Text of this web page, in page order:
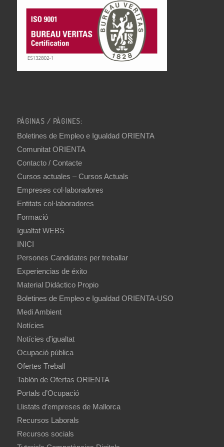
PÁGINAS / PÀGINES:
Boletines de Empleo e Igualdad ORIENTA
Comunitat ORIENTA
Contacto / Contacte
Cursos actuales – Cursos Actuals
Empreses col·laboradores
Entitats col·laboradores
Formació
Igualtat WEBS
INICI
Persones Candidates per treballar
Experiencias de éxito
Material Didáctico Propio
Boletines de Empleo e Igualdad ORIENTA-USO
Medi Ambient
Notícies
Notícies d’igualtat
Ocupació pública
Ofertes Treball
Tablón de Ofertas ORIENTA
Portals d’Ocupació
Llistats d’empreses de Mallorca
Recursos Laborals
Recursos socials